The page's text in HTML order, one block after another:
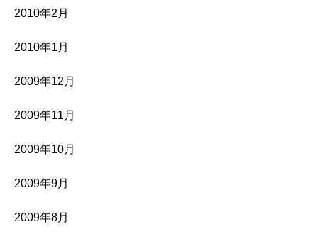
2010年2月
2010年1月
2009年12月
2009年11月
2009年10月
2009年9月
2009年8月